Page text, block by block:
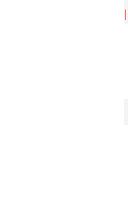
|